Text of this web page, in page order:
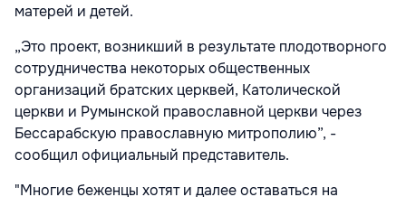
матерей и детей.
„Это проект, возникший в результате плодотворного
сотрудничества некоторых общественных
организаций братских церквей, Католической
церкви и Румынской православной церкви через
Бессарабскую православную митрополию”, -
сообщил официальный представитель.
"Многие беженцы хотят и далее оставаться на